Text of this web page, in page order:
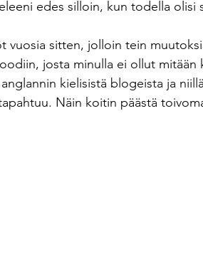
edes silloin, kun todella olisi
vuosia sitten, jolloin tein
josta minulla ei ollut mitään
kielisistä blogeista ja
Näin koitin päästä